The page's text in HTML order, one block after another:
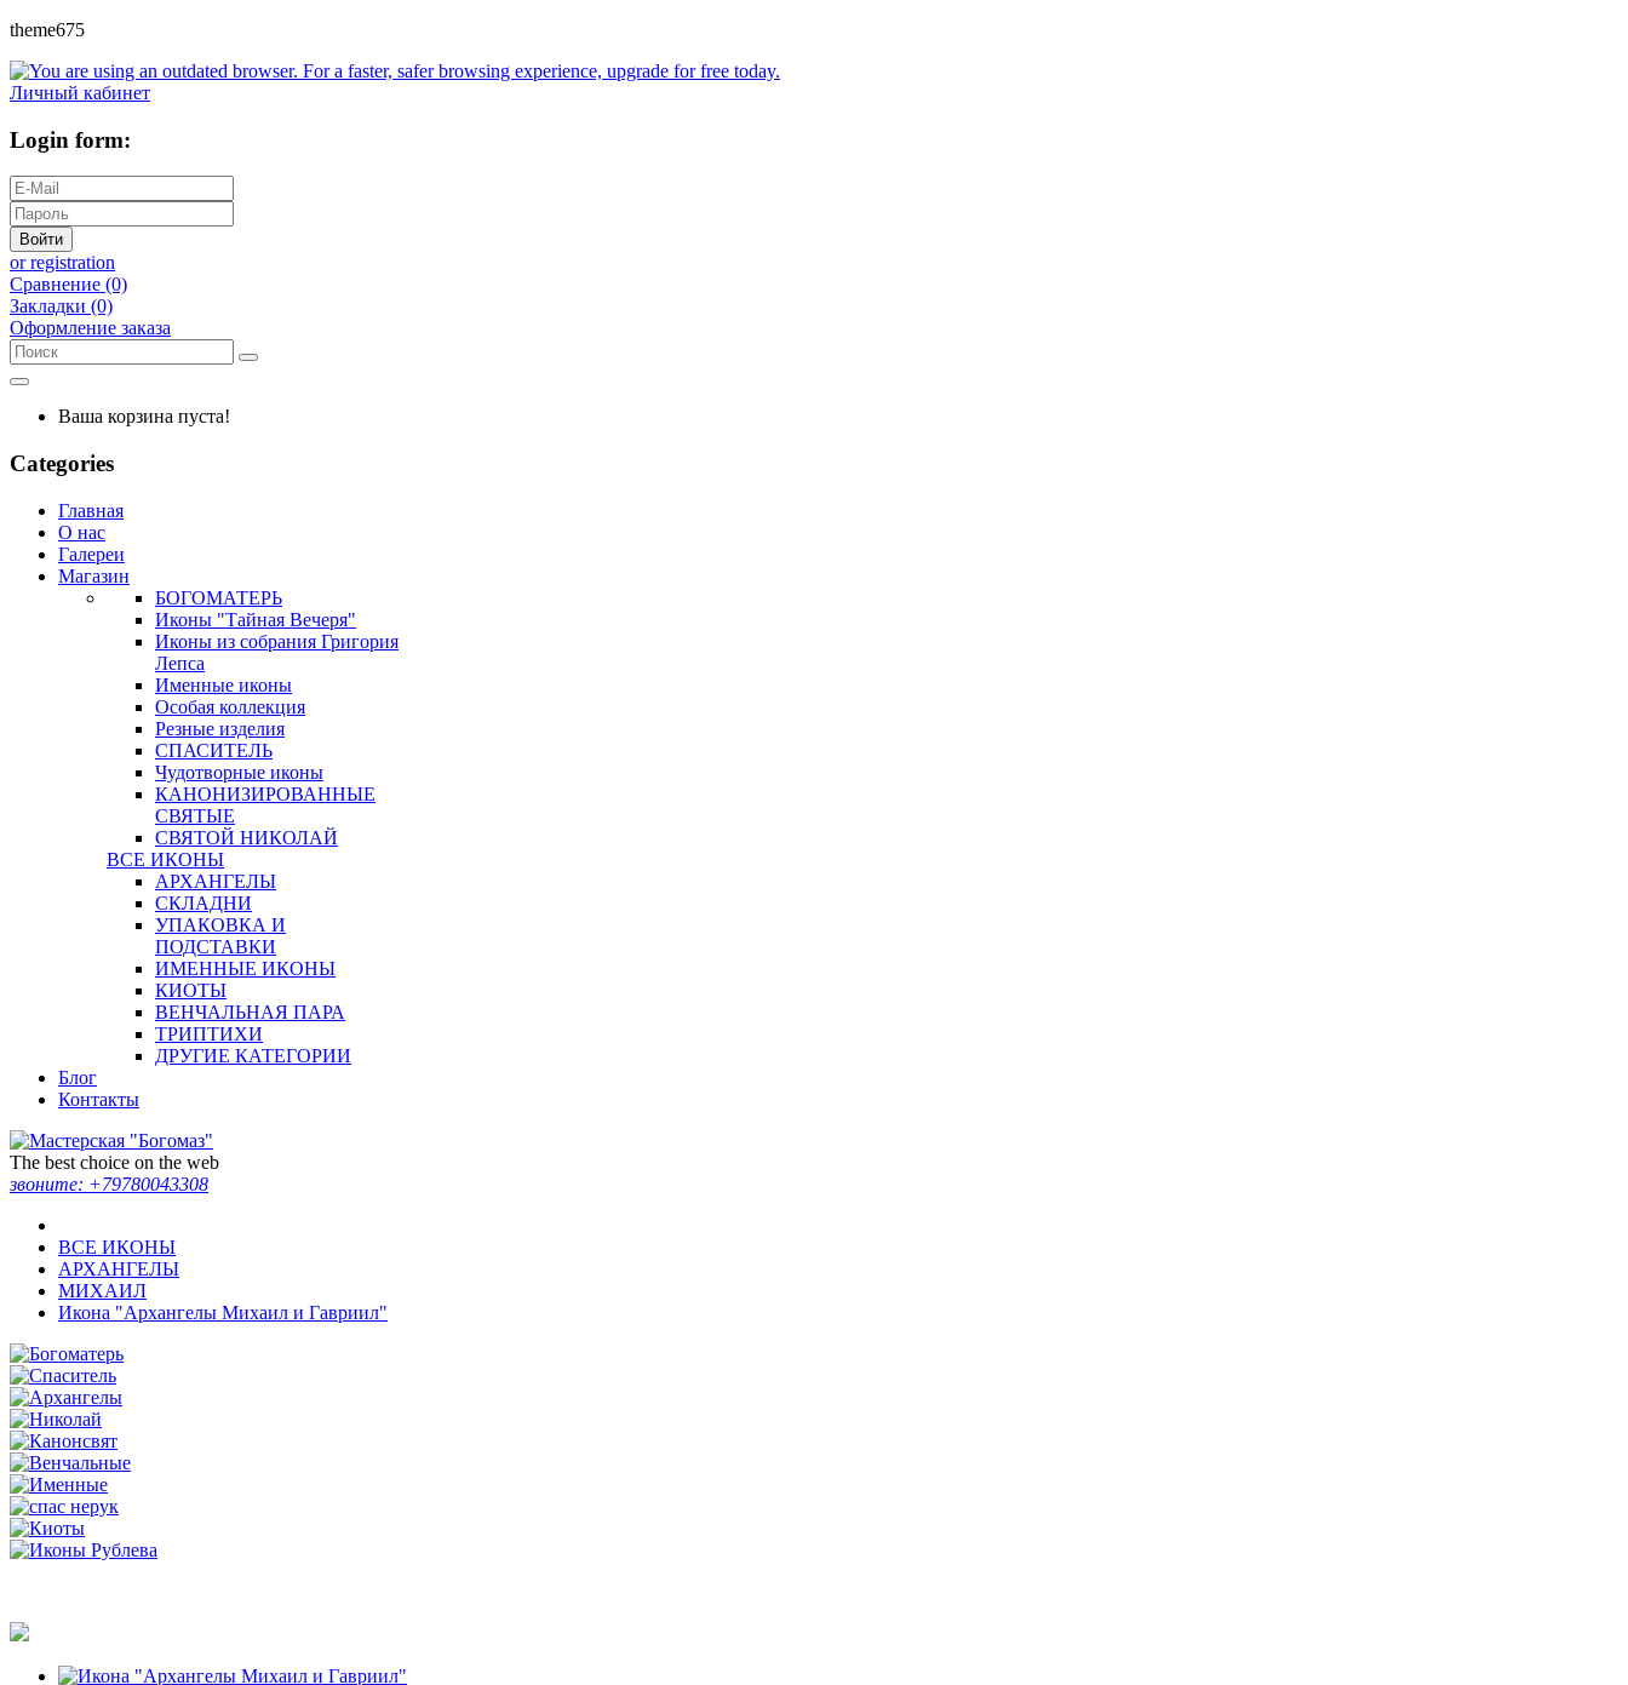
theme675
Личный кабинет
Login form:
Войти
or registration
Сравнение (0)
Закладки (0)
Оформление заказа
Ваша корзина пуста!
Categories
Главная
О нас
Галереи
Магазин
БОГОМАТЕРЬ
Иконы "Тайная Вечеря"
Иконы из собрания Григория
Лепса
Именные иконы
Особая коллекция
Резные изделия
СПАСИТЕЛЬ
Чудотворные иконы
КАНОНИЗИРОВАННЫЕ
СВЯТЫЕ
СВЯТОЙ НИКОЛАЙ
ВСЕ ИКОНЫ
АРХАНГЕЛЫ
СКЛАДНИ
УПАКОВКА И
ПОДСТАВКИ
ИМЕННЫЕ ИКОНЫ
КИОТЫ
ВЕНЧАЛЬНАЯ ПАРА
ТРИПТИХИ
ДРУГИЕ КАТЕГОРИИ
Блог
Контакты
The best choice on the web
звоните: +79780043308
ВСЕ ИКОНЫ
АРХАНГЕЛЫ
МИХАИЛ
Икона "Архангелы Михаил и Гавриил"